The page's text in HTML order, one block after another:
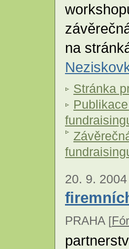
na
Stránka
20. 9.
PRAHA [